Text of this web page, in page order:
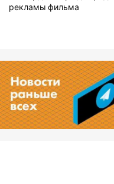
рекламы фильма